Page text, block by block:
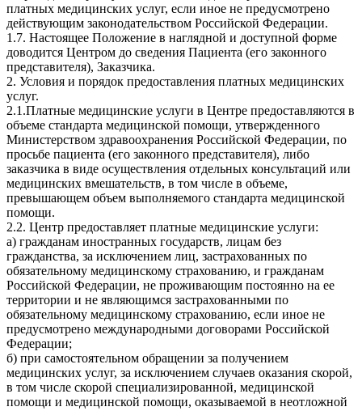
платных медицинских услуг, если иное не предусмотрено
действующим законодательством Российской Федерации.
1.7. Настоящее Положение в наглядной и доступной форме
доводится Центром до сведения Пациента (его законного
представителя), Заказчика.
2. Условия и порядок предоставления платных медицинских
услуг.
2.1.Платные медицинские услуги в Центре предоставляются в
объеме стандарта медицинской помощи, утвержденного
Министерством здравоохранения Российской Федерации, по
просьбе пациента (его законного представителя), либо
заказчика в виде осуществления отдельных консультаций или
медицинских вмешательств, в том числе в объеме,
превышающем объем выполняемого стандарта медицинской
помощи.
2.2. Центр предоставляет платные медицинские услуги:
а) гражданам иностранных государств, лицам без
гражданства, за исключением лиц, застрахованных по
обязательному медицинскому страхованию, и гражданам
Российской Федерации, не проживающим постоянно на ее
территории и не являющимся застрахованными по
обязательному медицинскому страхованию, если иное не
предусмотрено международными договорами Российской
Федерации;
б) при самостоятельном обращении за получением
медицинских услуг, за исключением случаев оказания скорой,
в том числе скорой специализированной, медицинской
помощи и медицинской помощи, оказываемой в неотложной